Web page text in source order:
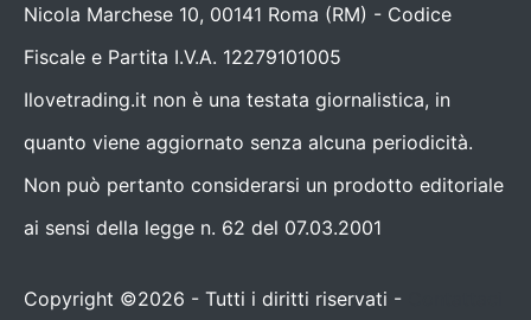
Nicola Marchese 10, 00141 Roma (RM) - Codice
Fiscale e Partita I.V.A. 12279101005
Ilovetrading.it non è una testata giornalistica, in
quanto viene aggiornato senza alcuna periodicità.
Non può pertanto considerarsi un prodotto editoriale
ai sensi della legge n. 62 del 07.03.2001
Copyright ©2026 - Tutti i diritti riservati -